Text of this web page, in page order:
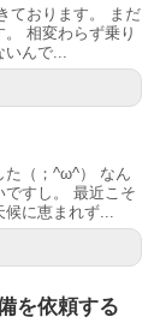
ております。 まだ
相変わらず乗り
いんで...
た（；^ω^） なん
すし。 最近こそ
候に恵まれず...
を依頼する